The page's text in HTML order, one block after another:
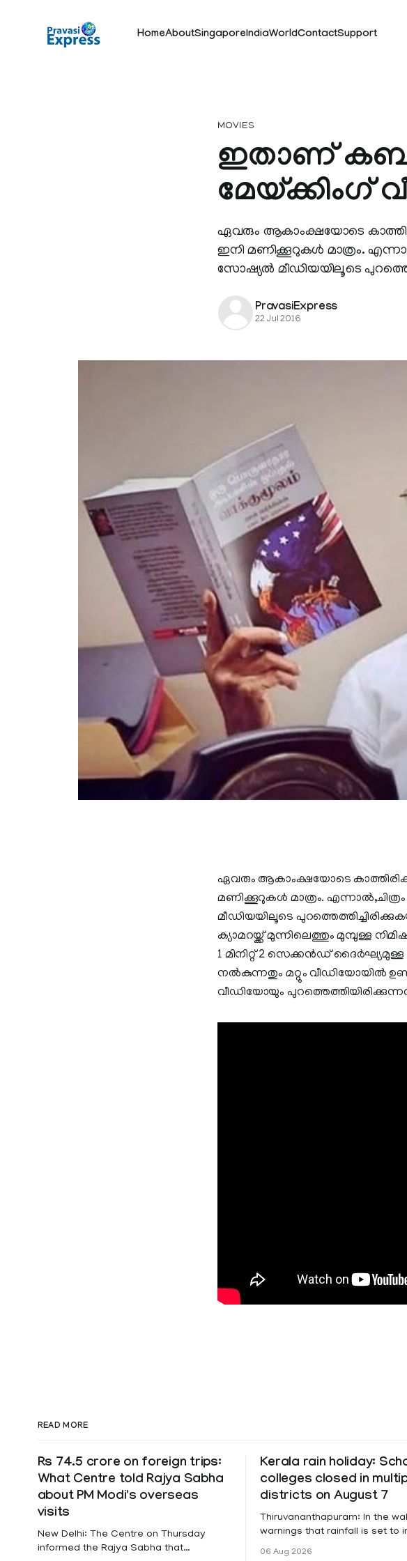
HomeAboutSingaporeIndiaWorldContactSupport
MOVIES
ഇതാണ്
മേയ്ക്കിംഗ്
ഏവരും ആകാംക്ഷയോടെ
ഇനി മണിക്കൂറുകള്‍ മാത്രം.
സോഷ്യൽ മീഡിയയിലൂടെ
PravasiExpress
22 Jul 2016
ഏവരും ആകാംക്ഷയോടെ
മണിക്കൂറുകള്‍ മാത്രം.
മീഡിയയിലൂടെ
ക്യാമറയ്ക്ക് മുന്നിലെത്തും മുമ്പുള്ള
1 മിനിറ്റ് 2 സെക്കൻഡ്
നല്‍കുന്നതും മറ്റും വീഡിയോയില്‍
വീഡിയോയും
READ MORE
Rs 74.5 crore on foreign trips:
What Centre told Rajya Sabha
about PM Modi's overseas
visits
New Delhi: The Centre on Thursday
informed the Rajya Sabha that
Kerala rain holiday:
colleges closed in
districts on August 7
Thiruvananthapuram: In the
warnings that rainfall is set to
06 Aug 2026